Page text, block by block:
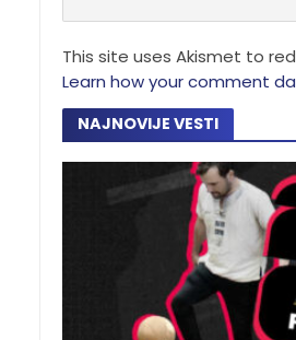
This site uses Akismet to
Learn how your comment
NAJNOVIJE VESTI